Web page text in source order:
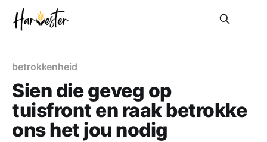
betrokkenheid
Sien die geveg op
tuisfront en raak betrokke
ons het jou nodig